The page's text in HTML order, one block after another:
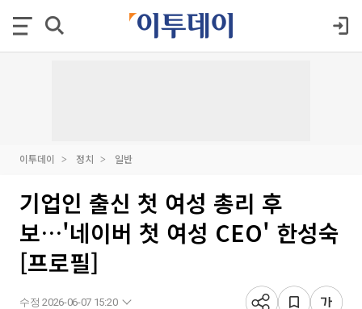
이투데이 정치 일반
기업인 출신 첫 여성 총리 후
보…'네이버 첫 여성 CEO' 한성숙
[프로필]
수정 2026-06-07 15:20